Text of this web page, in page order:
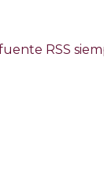
RSS